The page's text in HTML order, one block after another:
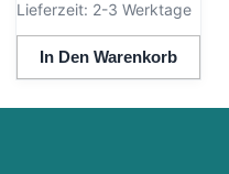
Lieferzeit: 2-3 Werktage
In Den Warenkorb